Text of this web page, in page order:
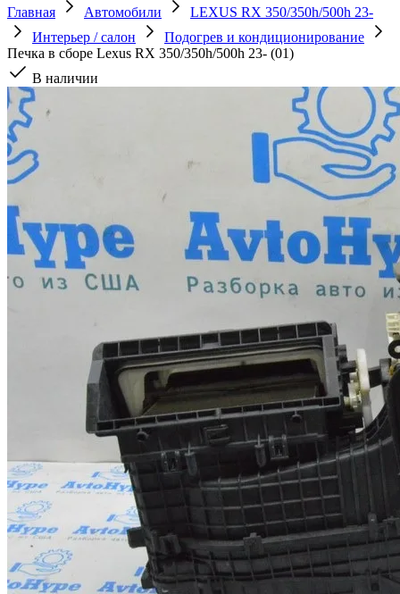
Главная Автомобили
LEXUS RX 350/350h/500h 23-
Интерьер / салон
Подогрев и кондиционирование
Печка в сборе Lexus RX 350/350h/500h 23- (01)
В наличии